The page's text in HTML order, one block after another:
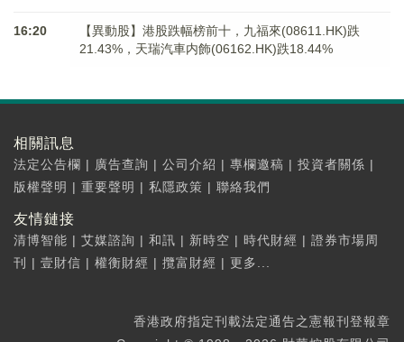
16:20
【異動股】港股跌幅榜前十，九福來(08611.HK)跌
21.43%，天瑞汽車内飾(06162.HK)跌18.44%
相關訊息
法定公告欄 | 廣告查詢 | 公司介紹 | 專欄邀稿 | 投資者關係 |
版權聲明 | 重要聲明 | 私隱政策 | 聯絡我們
友情鏈接
清博智能 | 艾媒諮詢 | 和訊 | 新時空 | 時代財經 | 證券市場周
刊
| 壹財信 | 權衡財經 | 攬富財經 | 更多...
香港政府指定刊載法定通告之憲報刊登報章